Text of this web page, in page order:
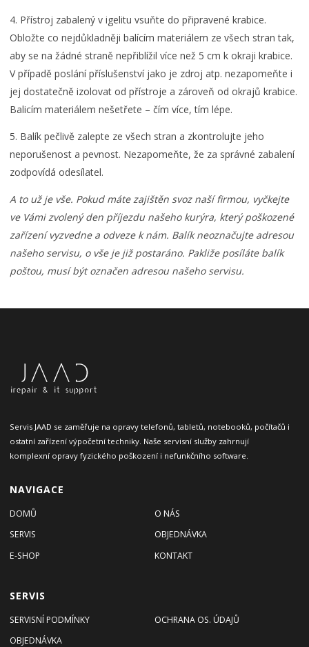
4. Přístroj zabalený v igelitu vsuňte do připravené krabice.
Obložte co nejdůkladněji balícím materiálem ze všech stran tak,
aby se na žádné straně nepřiblížil více než 5 cm k okraji krabice.
V případě poslání příslušenství jako je zdroj atp. nezapomeňte i
jej dostatečně izolovat od přístroje a zároveň od okrajů krabice.
Balicím materiálem nešetřete – čím více, tím lépe.
5. Balík pečlivě zalepte ze všech stran a zkontrolujte jeho
neporušenost a pevnost. Nezapomeňte, že za správné zabalení
zodpovídá odesílatel.
A to už je vše. Pokud máte zajištěn svoz naší firmou, vyčkejte
ve Vámi zvolený den příjezdu našeho kurýra, který poškozené
zařízení vyzvedne a odveze k nám. Balík neoznačujte adresou
našeho servisu, o vše je již postaráno. Pakliže posíláte balík
poštou, musí být označen adresou našeho servisu.
Servis JAAD se zaměřuje na opravy telefonů, tabletů, notebooků, počítačů i
ostatní zařízení výpočetní techniky. Naše servisní služby zahrnují
komplexní opravy fyzického poškození i nefunkčního software.
NAVIGACE
DOMŮ
O NÁS
SERVIS
OBJEDNÁVKA
E-SHOP
KONTAKT
SERVIS
SERVISNÍ PODMÍNKY
OCHRANA OS. ÚDAJŮ
OBJEDNÁVKA